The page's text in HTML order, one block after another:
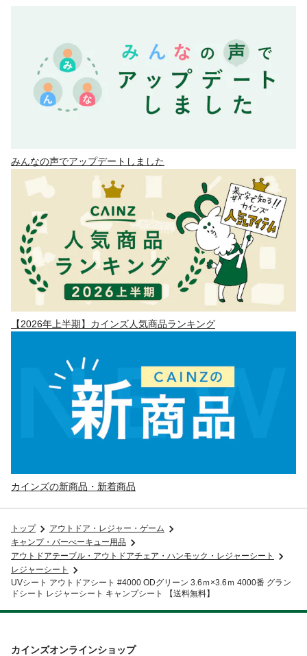
みんなの声でアップデートしました
【2026年上半期】カインズ人気商品ランキング
カインズの新商品・新着商品
トップ
アウトドア・レジャー・ゲーム
キャンプ・バーべーキュー用品
アウトドアテーブル・アウトドアチェア・ハンモック・レジャーシート
レジャーシート
UVシート アウトドアシート #4000 ODグリーン 3.6ｍ×3.6ｍ 4000番 グラン
ドシート レジャーシート キャンプシート 【送料無料】
カインズオンラインショップ